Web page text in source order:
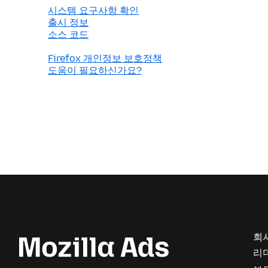
시스템 요구사항 확인
출시 정보
소스 코드
Firefox 개인정보 보호정책
도움이 필요하신가요?
회
리